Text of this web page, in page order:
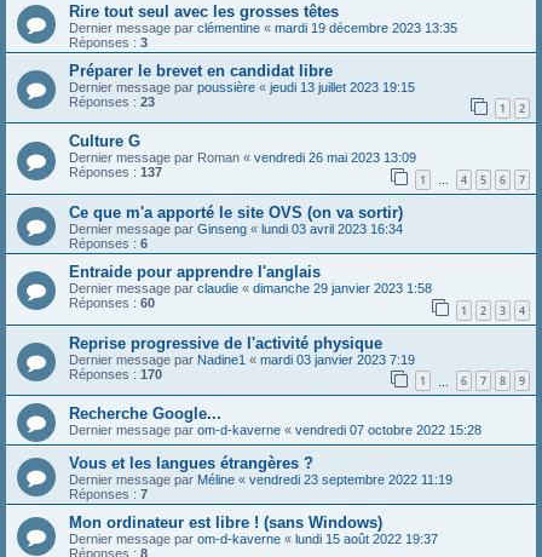
Rire tout seul avec les grosses têtes
Dernier message par clémentine « mardi 19 décembre 2023 13:35
Réponses : 3
Préparer le brevet en candidat libre
Dernier message par poussière « jeudi 13 juillet 2023 19:15
Réponses : 23 1 2
Culture G
Dernier message par Roman « vendredi 26 mai 2023 13:09
Réponses : 137 1 … 4 5 6 7
Ce que m'a apporté le site OVS (on va sortir)
Dernier message par Ginseng « lundi 03 avril 2023 16:34
Réponses : 6
Entraide pour apprendre l'anglais
Dernier message par claudie « dimanche 29 janvier 2023 1:58
Réponses : 60 1 2 3 4
Reprise progressive de l'activité physique
Dernier message par Nadine1 « mardi 03 janvier 2023 7:19
Réponses : 170 1 6 7 8 9
Recherche Google...
Dernier message par om-d-kaverne « vendredi 07 octobre 2022 15:28
Vous et les langues étrangères ?
Dernier message par Méline « vendredi 23 septembre 2022 11:19
Réponses : 7
Mon ordinateur est libre ! (sans Windows)
Dernier message par om-d-kaverne « lundi 15 août 2022 19:37
Réponses : 8